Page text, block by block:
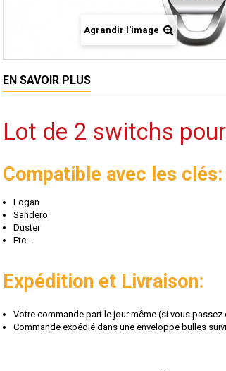
Agrandir l'image
EN SAVOIR PLUS
Lot de 2 switchs
Compatible avec les clés:
Logan
Sandero
Duster
Etc...
Expédition et Livraison:
Votre commande part le jour même (si vous
Commande expédié dans une enveloppe bulles